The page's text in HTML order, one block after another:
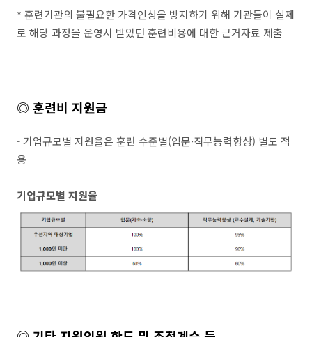
* 훈련기관의 불필요한 가격인상을 방지하기 위해 기관들이 실제
로 해당 과정을 운영시 받았던 훈련비용에 대한 근거자료 제출
◎ 훈련비 지원금
- 기업규모별 지원율은 훈련 수준별(입문·직무능력향상) 별도 적
용
기업규모별 지원율